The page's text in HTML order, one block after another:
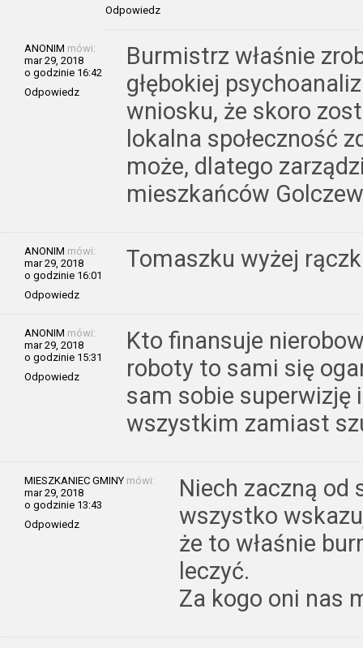
Odpowiedz
ANONIM mówi:
mar 29, 2018
o godzinie 16:42
Odpowiedz
Burmistrz właśnie
głębokiej
wniosku, że skoro
lokalna społeczność
może, dlatego
mieszkańców
ANONIM mówi:
mar 29, 2018
o godzinie 16:01
Odpowiedz
Tomaszku wyżej
ANONIM mówi:
mar 29, 2018
o godzinie 15:31
Odpowiedz
Kto finansuje
roboty to sami się
sam sobie superwizję
wszystkim zamiast
MIESZKANIEC GMINY mówi:
mar 29, 2018
o godzinie 13:43
Odpowiedz
Niech zaczną od
wszystko
że to właśnie
leczyć.
Za kogo oni nas